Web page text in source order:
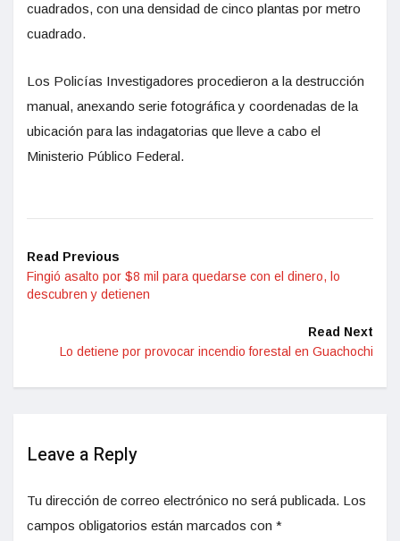
cuadrados, con una densidad de cinco plantas por metro
cuadrado.
Los Policías Investigadores procedieron a la destrucción
manual, anexando serie fotográfica y coordenadas de la
ubicación para las indagatorias que lleve a cabo el
Ministerio Público Federal.
Read Previous
Fingió asalto por $8 mil para quedarse con el dinero, lo
descubren y detienen
Read Next
Lo detiene por provocar incendio forestal en Guachochi
Leave a Reply
Tu dirección de correo electrónico no será publicada. Los
campos obligatorios están marcados con *